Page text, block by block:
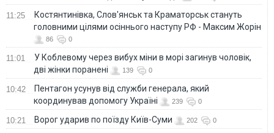
11:25
Костянтинівка, Слов'янськ та Краматорськ стануть
головними цілями осіннього наступу РФ - Максим Жорін
86 0
11:01
У Коблевому через вибух міни в морі загинув чоловік,
дві жінки поранені
139 0
10:42
Пентагон усунув від служби генерала, який
координував допомогу Україні
239 0
10:21 Ворог ударив по поїзду Київ-Суми 202 0